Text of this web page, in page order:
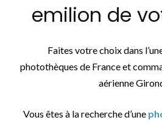
emilion de
Faites votre choix dans
photothèques de France et
aérienne
Vous êtes à la recherche d’une